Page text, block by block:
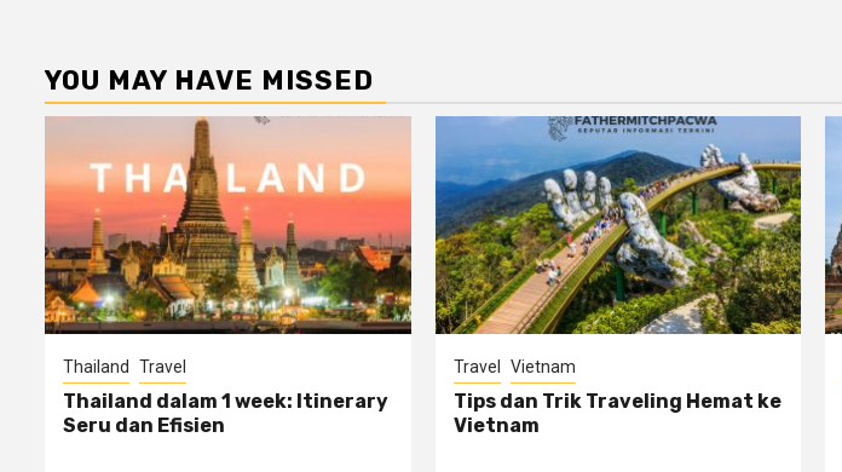
YOU MAY HAVE MISSED
Thailand Travel
Thailand dalam 1 week: Itinerary
Seru dan Efisien
Travel Vietnam
Tips dan Trik Traveling Hemat ke
Vietnam